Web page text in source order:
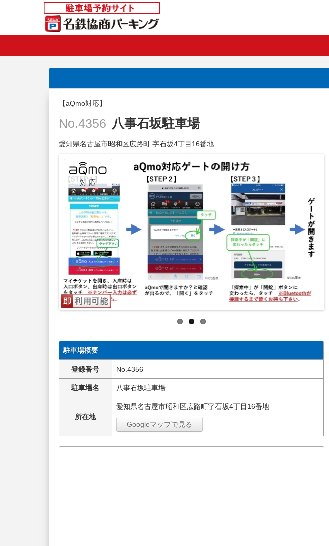
【aQmo対応】
No.4356 八事石坂駐車場
愛知県名古屋市昭和区広路町 字石坂4丁目16番地
対 応
駐車場概要
登録番号 No.4356
駐車場名 八事石坂駐車場
所在地
愛知県名古屋市昭和区広路町字石坂4丁目16番地
Googleマップで見る